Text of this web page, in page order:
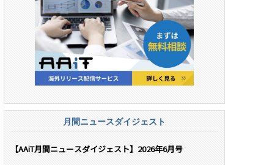
月間ニュースダイジェスト
【AAiT月間ニュースダイジェスト】2026年6月号